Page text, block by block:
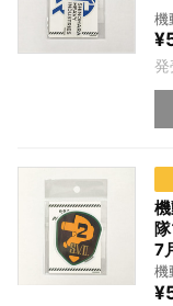
機
7
機